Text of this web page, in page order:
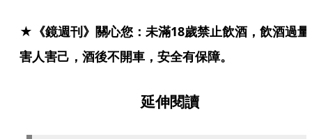
★《鏡週刊》關心您：未滿18歲禁止飲酒，飲酒過量
害人害己，酒後不開車，安全有保障。
延伸閱讀